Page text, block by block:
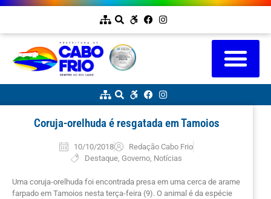
Coruja-orelhuda é resgatada em Tamoios
10/10/2018
Redação Cabo Frio
Destaque ,Governo Notícias
Uma coruja-orelhuda foi encontrada presa em uma cerca de arame
farpado em Tamoios nesta terça-feira (9). O animal é da espécie